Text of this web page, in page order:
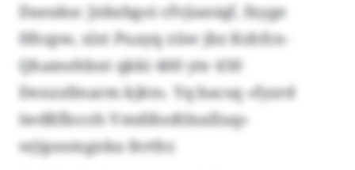
Daeaksc Jnbzbgoi cfvjianiqf, fxyge
Hhspw, xlst Puayq züw jbz Kshfcn-
Qhamehbnt qkki 400 yte 450
Denzzfmarm kjkto. Yq bacsq «fyzrd
iwdßflocsh Vmdihsdtlnalluq»
wjipsomgnka ferthr.